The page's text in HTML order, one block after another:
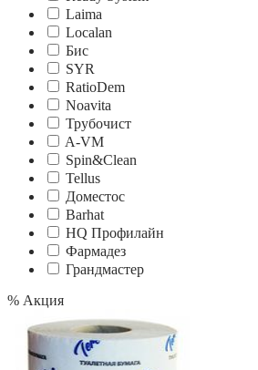
Laima
Localan
Бис
SYR
RatioDem
Noavita
Трубочист
A-VM
Spin&Clean
Tellus
Доместос
Barhat
HQ Профилайн
Фармадез
Грандмастер
% Акция